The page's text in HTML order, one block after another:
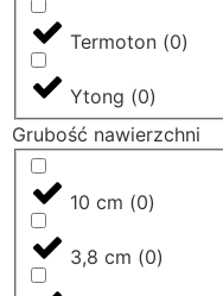
Termoton (0)
Ytong (0)
Grubość nawierzchni
10 cm (0)
3,8 cm (0)